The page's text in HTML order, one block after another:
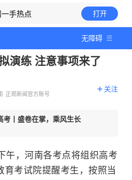
一手热点 打开
无障碍
演练 注意事项来了
正观新闻官方账号
关注
考丨盛卷在掌，乘风生长
午，河南各考点将组织高考
育考试院提醒考生，按照当